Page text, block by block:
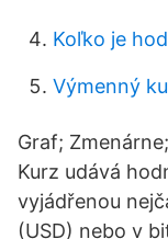
Koľko je
Výmenný
Graf;
Kurz udává
vyjádřenou
(USD) nebo v